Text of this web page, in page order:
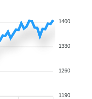
1400
1330
1260
1190